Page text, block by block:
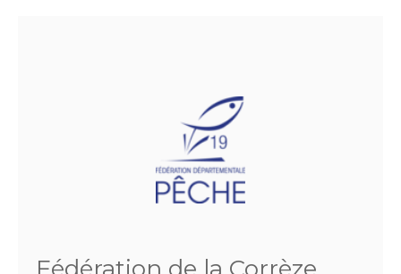
Fédération de la Corrèze